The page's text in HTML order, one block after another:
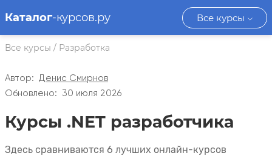
Каталог-курсов.ру Все курсы
Все курсы / Разработка
Автор: Денис Смирнов
Обновлено:
30 июля 2026
Курсы .NET разработчика
Здесь сравниваются 6 лучших онлайн-курсов